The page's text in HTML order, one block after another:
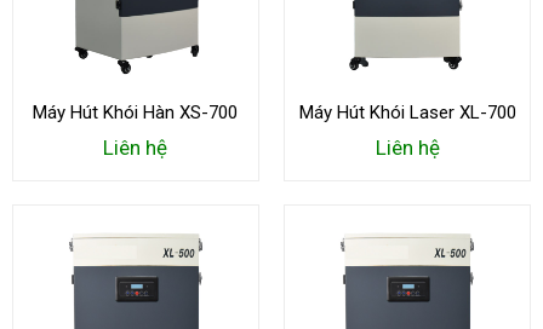
Máy Hút Khói Hàn XS-700
Liên hệ
Máy Hút Khói Laser XL-700
Liên hệ